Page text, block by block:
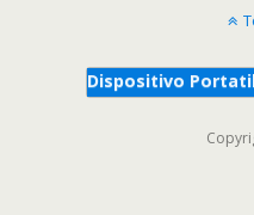
Dispositivo